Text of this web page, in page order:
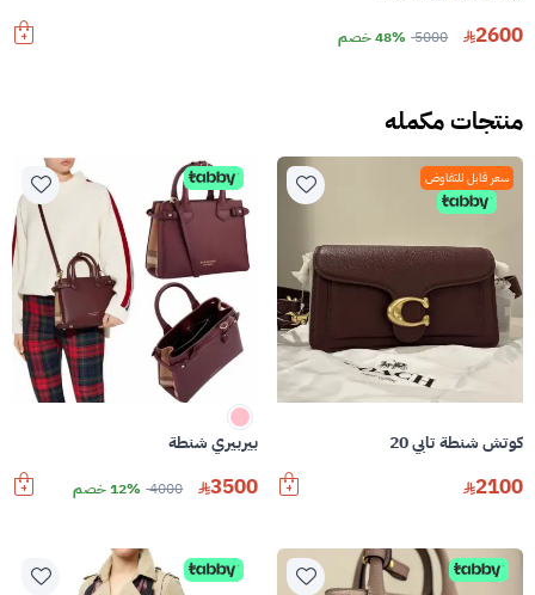
2600
5000 48% خصم
منتجات مكمله
سعر قابل للتفاوض
كوتش شنطة تابي 20
2100
بيربيري شنطة
3500
4000 12% خصم